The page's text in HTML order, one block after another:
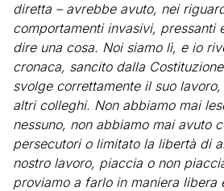
diretta – avrebbe avuto, nei
comportamenti invasivi, pressanti
dire una cosa. Noi siamo lì, e io
cronaca, sancito dalla
svolge correttamente il suo
altri colleghi. Non abbiamo mai
nessuno, non abbiamo mai avuto
persecutori o limitato la libertà di
nostro lavoro, piaccia o non
proviamo a farlo in maniera libera